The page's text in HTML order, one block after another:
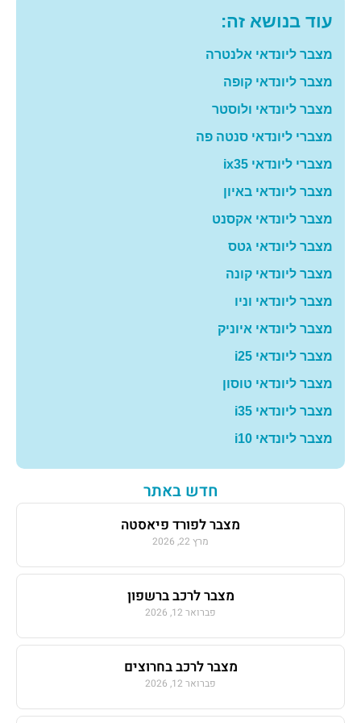
עוד בנושא זה:
מצבר ליונדאי אלנטרה
מצבר ליונדאי קופה
מצבר ליונדאי ולוסטר
מצברי ליונדאי סנטה פה
מצברי ליונדאי ix35
מצבר ליונדאי באיון
מצבר ליונדאי אקסנט
מצבר ליונדאי גטס
מצבר ליונדאי קונה
מצבר ליונדאי וניו
מצבר ליונדאי איוניק
מצבר ליונדאי i25
מצבר ליונדאי טוסון
מצבר ליונדאי i35
מצבר ליונדאי i10
חדש באתר
מצבר לפורד פיאסטה
מרץ 22, 2026
מצבר לרכב ברשפון
פברואר 12, 2026
מצבר לרכב בחרוצים
פברואר 12, 2026